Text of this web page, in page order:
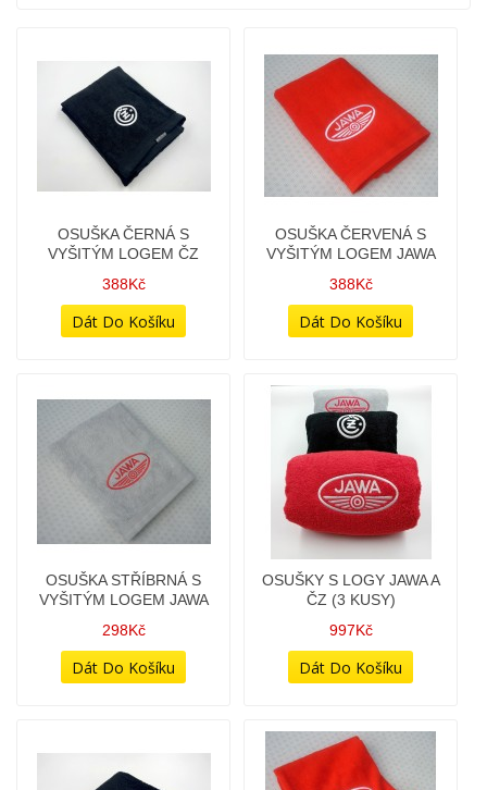
OSUŠKA ČERNÁ S
VYŠITÝM LOGEM ČZ
388Kč
OSUŠKA ČERVENÁ S
VYŠITÝM LOGEM JAWA
388Kč
OSUŠKA STŘÍBRNÁ S
VYŠITÝM LOGEM JAWA
298Kč
OSUŠKY S LOGY JAWA A
ČZ (3 KUSY)
997Kč